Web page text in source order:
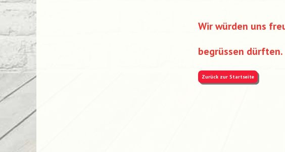
Wir würden uns
begrüssen dürften.
Zurück zur Startseite